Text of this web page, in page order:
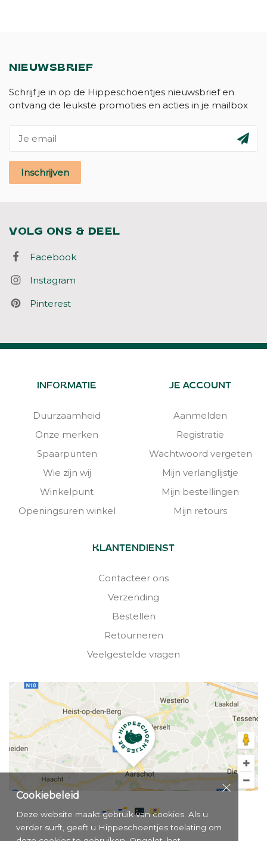
NIEUWSBRIEF
Schrijf je in op de Hippeschoentjes nieuwsbrief en
ontvang de leukste promoties en acties in je mailbox
Inschrijven
VOLG ONS & DEEL
Facebook
Instagram
Pinterest
INFORMATIE
Duurzaamheid
Onze merken
Spaarpunten
Wie zijn wij
Winkelpunt
Openingsuren winkel
JE ACCOUNT
Aanmelden
Registratie
Wachtwoord vergeten
Mijn verlanglijstje
Mijn bestellingen
Mijn retours
KLANTENDIENST
Contacteer ons
Verzending
Bestellen
Retourneren
Veelgestelde vragen
Cookiebeleid
Deze website maakt gebruik van cookies. Als u
verder surft, geeft u Hippeschoentjes toelating om